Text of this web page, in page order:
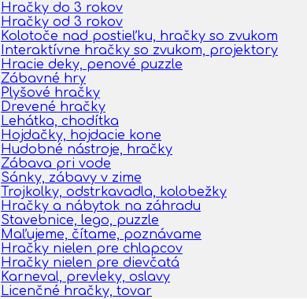
Hračky do 3 rokov
Hračky od 3 rokov
Kolotoče nad postieľku, hračky so zvukom
Interaktívne hračky so zvukom, projektory
Hracie deky, penové puzzle
Zábavné hry
Plyšové hračky
Drevené hračky
Lehátka, chodítka
Hojdačky, hojdacie kone
Hudobné nástroje, hračky
Zábava pri vode
Sánky, zábavy v zime
Trojkolky, odstrkavadla, kolobežky
Hračky a nábytok na záhradu
Stavebnice, lego, puzzle
Maľujeme, čítame, poznávame
Hračky nielen pre chlapcov
Hračky nielen pre dievčatá
Karneval, prevleky, oslavy
Licenčné hračky, tovar